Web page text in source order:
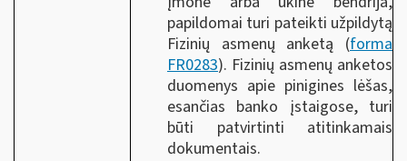
papildomai turi pateikti užpildytą
Fizinių asmenų anketą (forma
FR0283). Fizinių asmenų anketos
duomenys apie pinigines lėšas,
esančias banko įstaigose, turi
būti patvirtinti atitinkamais
dokumentais.